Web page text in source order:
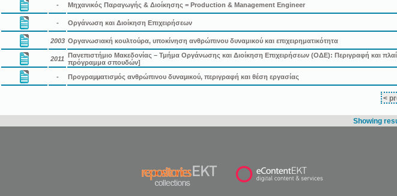
-
Μηχανικός Παραγωγής & Διοίκησης = Production & Management Engineer
- Οργάνωση και Διοίκηση Επιχειρήσεων
2003 Οργανωσιακή κουλτούρα, υποκίνηση ανθρώπινου δυναμικού και επιχειρηματικότητα
2011 Πανεπιστήμιο Μακεδονίας – Τμήμα Οργάνωσης και Διοίκηση Επιχειρήσεων (ΟΔΕ): Περιγραφή και
πρόγραμμα σπουδών]
- Προγραµµατισµός ανθρώπινου δυναµικού, περιγραφή και θέση εργασίας
<
Showing